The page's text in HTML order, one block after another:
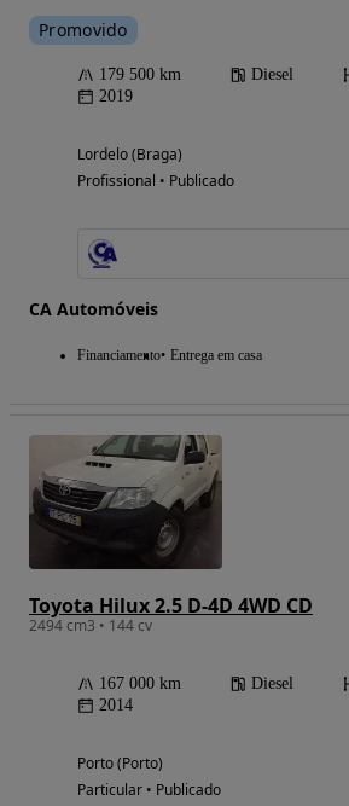
Promovido
179 500 km Diesel
2019
Lordelo (Braga)
Profissional • Publicado
CA Automóveis
Financiamento Entrega em casa
Toyota Hilux 2.5 D-4D 4WD CD
2494 cm3 • 144 cv
167 000 km Diesel
2014
Porto (Porto)
Particular • Publicado